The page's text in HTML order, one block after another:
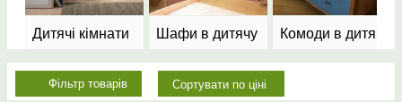
Дитячі кімнати Шафи в дитячу Комоди в дитячу
Фільтр товарів Сортувати по ціні